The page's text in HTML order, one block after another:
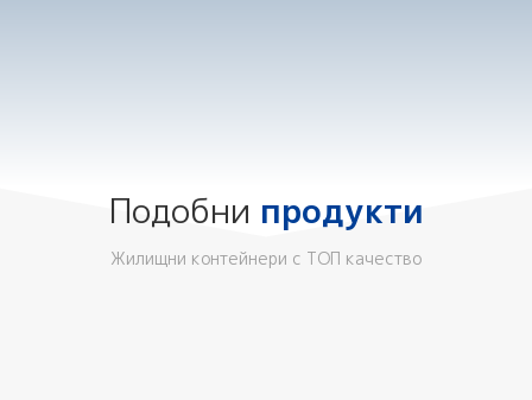
Подобни продукти
Жилищни контейнери с ТОП качество